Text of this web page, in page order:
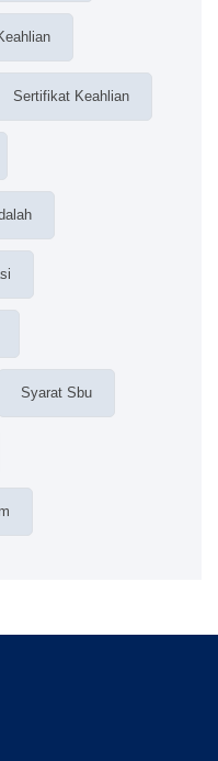
Sertifikat Keahlian
Syarat Sbu